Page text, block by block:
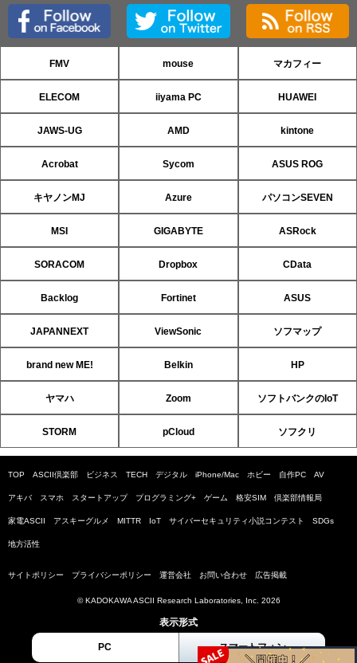
FMV mouse マカフィー
ELECOM iiyama PC HUAWEI
JAWS-UG AMD kintone
Acrobat Sycom ASUS ROG
キヤノンMJ Azure パソコンSEVEN
MSI GIGABYTE ASRock
SORACOM Dropbox CData
Backlog Fortinet ASUS
JAPANNEXT ViewSonic ソフマップ
brand new ME! Belkin HP
ヤマハ Zoom ソフトバンクのIoT
STORM pCloud ソフクリ
TOP ASCII倶楽部 ビジネス TECH デジタル iPhone/Mac ホビー 自作PC AV
アキバ スマホ スタートアップ プログラミング+ ゲーム 格安SIM 倶楽部情報局
家電ASCII アスキーグルメ MITTR IoT サイバーセキュリティ小説コンテスト SDGs
地方活性
サイトポリシー プライバシーポリシー 運営会社 お問い合わせ 広告掲載
© KADOKAWA ASCII Research Laboratories, Inc. 2026
表示形式
PC スマートフォン